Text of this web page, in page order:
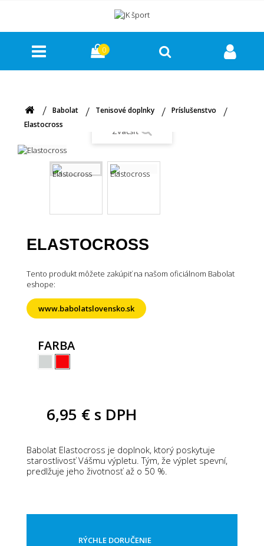
0
Babolat Tenisové doplnky
Príslušenstvo
Elastocross
Zväčšiť
ELASTOCROSS
Tento produkt môžete zakúpiť na našom oficiálnom Babolat
eshope:
www.babolatslovensko.sk
FARBA
6,95 € s DPH
Babolat Elastocross je doplnok, ktorý poskytuje
starostlivosť Vášmu výpletu. Tým, že výplet spevní,
predlžuje jeho životnosť až o 50 %.
RÝCHLE DORUČENIE